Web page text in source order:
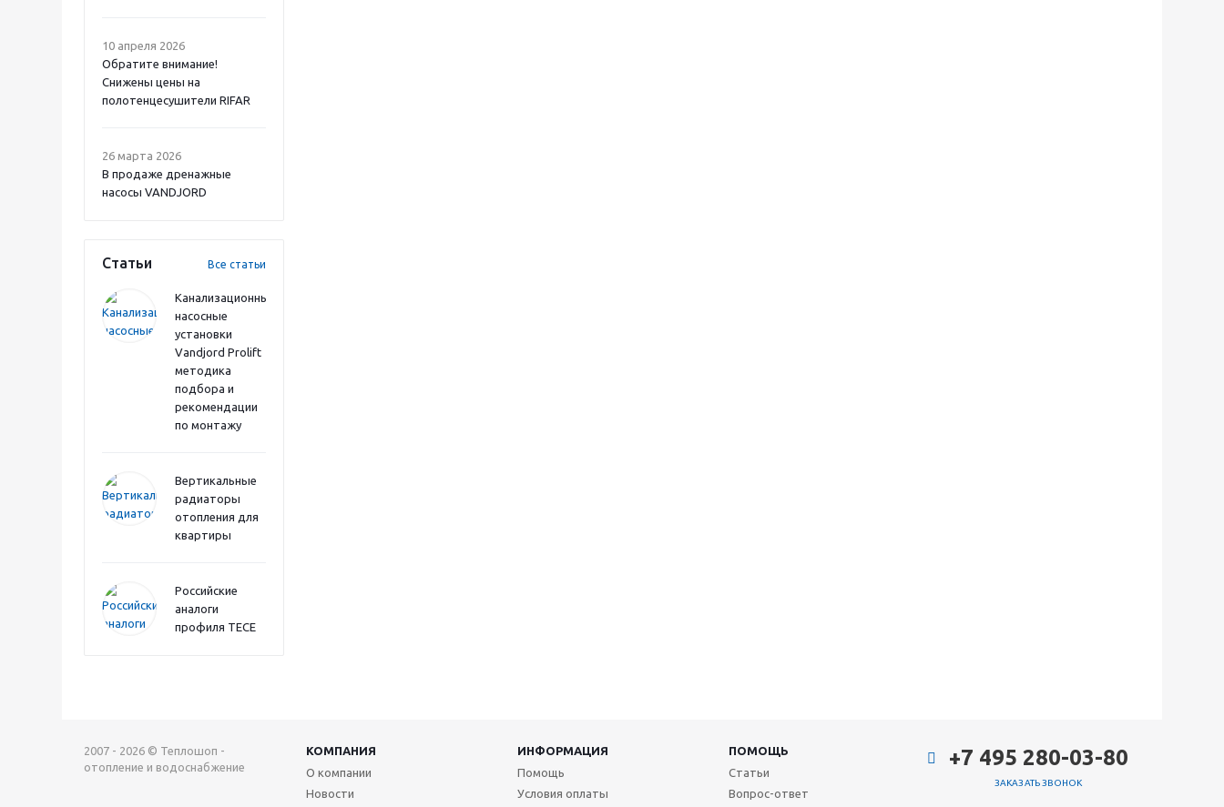
10 апреля 2026
Обратите внимание!
Снижены цены на
полотенцесушители RIFAR
26 марта 2026
В продаже дренажные
насосы VANDJORD
Статьи Все статьи
Канализационные
насосные
установки
Vandjord Prolift
методика
подбора и
рекомендации
по монтажу
Вертикальные
радиаторы
отопления для
квартиры
Российские
аналоги
профиля TECE
2007 - 2026 © Теплошоп -
отопление и водоснабжение
КОМПАНИЯ ИНФОРМАЦИЯ
ПОМОЩЬ
О компании
Новости
Помощь
Условия оплаты
Статьи
Вопрос-ответ
+7 495 280-03-80
ЗАКАЗАТЬ ЗВОНОК